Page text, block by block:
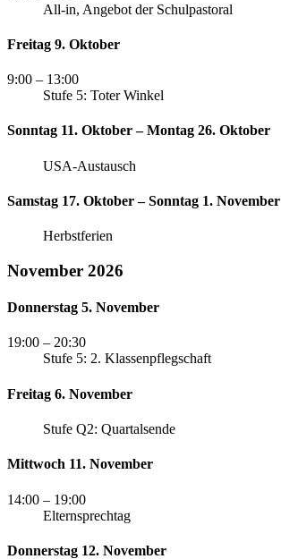
All-in, Angebot der Schulpastoral
Freitag 9. Oktober
9:00 – 13:00
Stufe 5: Toter Winkel
Sonntag 11. Oktober – Montag 26. Oktober
USA-Austausch
Samstag 17. Oktober – Sonntag 1. November
Herbstferien
November 2026
Donnerstag 5. November
19:00 – 20:30
Stufe 5: 2. Klassenpflegschaft
Freitag 6. November
Stufe Q2: Quartalsende
Mittwoch 11. November
14:00 – 19:00
Elternsprechtag
Donnerstag 12. November